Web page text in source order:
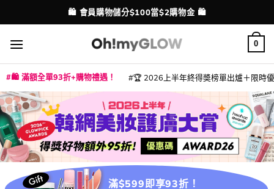
to
content
配送港澳
🛍️ 會員購物儲分$100當$2購物金 🛍️
0
🛍️ 滿額全單93折+購物禮遇！ 🏆 2026上半年終得奬榜單出爐＋限時
滿$599即享93折！